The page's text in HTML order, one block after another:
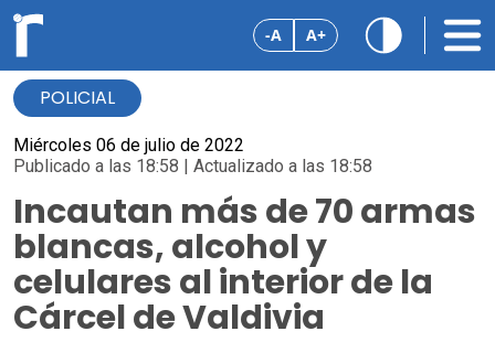
-A A+
POLICIAL
Miércoles 06 de julio de 2022
Publicado a las 18:58 | Actualizado a las 18:58
Incautan más de 70 armas
blancas, alcohol y
celulares al interior de la
Cárcel de Valdivia